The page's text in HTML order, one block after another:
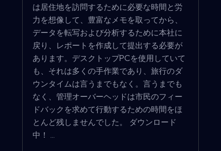
は居住地を訪問するために必要な時間と労
力を想像して、豊富なメモを取ってから、
データを転写および分析するために本社に
戻り、レポートを作成して提出する必要が
あります。デスクトップPCを使用していて
も、それは多くの手作業であり、旅行のダ
ウンタイムは言うまでもなく。言うまでも
なく、管理オーバーヘッドは市民のフィー
ドバックを求めて行動するための時間をほ
とんど残しませんでした。 ダウンロード
中！ ...